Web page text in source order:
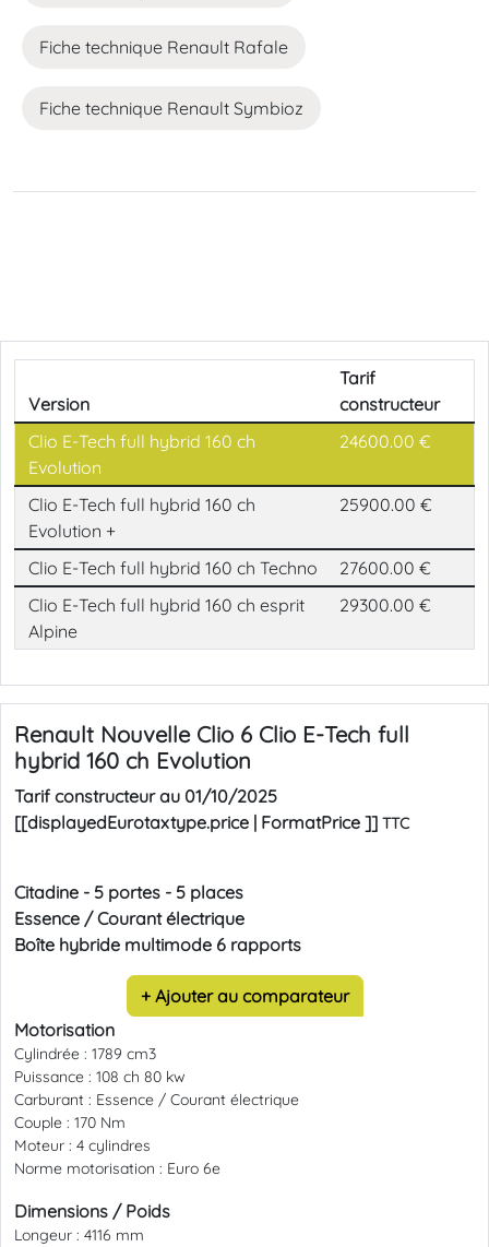
Fiche technique Renault Rafale
Fiche technique Renault Symbioz
Version
Tarif
constructeur
Clio E-Tech full hybrid 160 ch
Evolution
24600.00 €
Clio E-Tech full hybrid 160 ch
Evolution +
25900.00 €
Clio E-Tech full hybrid 160 ch Techno
27600.00 €
Clio E-Tech full hybrid 160 ch esprit
Alpine
29300.00 €
Renault Nouvelle Clio 6 Clio E-Tech full
hybrid 160 ch Evolution
Tarif constructeur au 01/10/2025
[[displayedEurotaxtype.price | FormatPrice ]] TTC
Citadine - 5 portes - 5 places
Essence / Courant électrique
Boîte hybride multimode 6 rapports
+ Ajouter au comparateur
Motorisation
Cylindrée : 1789 cm3
Puissance : 108 ch 80 kw
Carburant : Essence / Courant électrique
Couple : 170 Nm
Moteur : 4 cylindres
Norme motorisation : Euro 6e
Dimensions / Poids
Longeur : 4116 mm